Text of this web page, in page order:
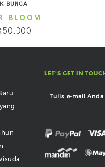
BUNGA
BLOOM
LET'S GET IN